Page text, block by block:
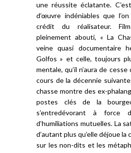
une réussite éclatante.
d’œuvre indéniables que
crédit du réalisateur.
pleinement abouti, « La
veine quasi documentaire
Golfos » et celle, toujours
mentale, qu’il n’aura de
cours de la décennie
chasse montre des ex-
postes clés de la
s’entredévorant à force
d’humiliations mutuelles. La
d’autant plus qu’elle déjoue la
sur les non-dits et les